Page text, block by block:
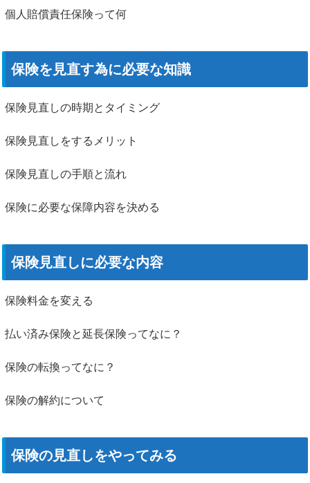
個人賠償責任保険って何
保険を見直す為に必要な知識
保険見直しの時期とタイミング
保険見直しをするメリット
保険見直しの手順と流れ
保険に必要な保障内容を決める
保険見直しに必要な内容
保険料金を変える
払い済み保険と延長保険ってなに？
保険の転換ってなに？
保険の解約について
保険の見直しをやってみる